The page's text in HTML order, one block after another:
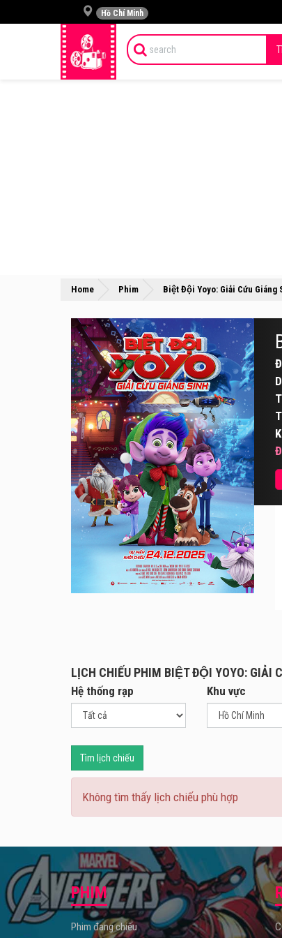
Hồ Chí Minh
Home Phim Biệt Đội Yoyo: Giải Cứu Giáng
LỊCH CHIẾU PHIM BIỆT ĐỘI YOYO: GIẢI
Hệ thống rạp Khu vực
Tìm lịch chiếu
Không tìm thấy lịch chiếu phù hợp
PHIM
Phim đang chiếu